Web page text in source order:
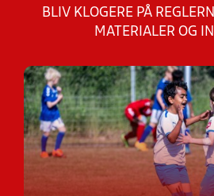
BLIV KLOGERE PÅ
MATERIALER OG